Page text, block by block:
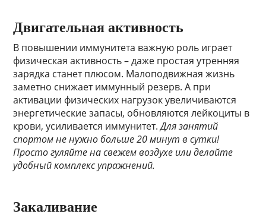
Двигательная активность
В повышении иммунитета важную роль играет
физическая активность – даже простая утренняя
зарядка станет плюсом. Малоподвижная жизнь
заметно снижает иммунный резерв. А при
активации физических нагрузок увеличиваются
энергетические запасы, обновляются лейкоциты в
крови, усиливается иммунитет.Для занятий
спортом не нужно больше 20 минут в сутки!
Просто гуляйте на свежем воздухе или делайте
удобный комплекс упражнений.
Закаливание